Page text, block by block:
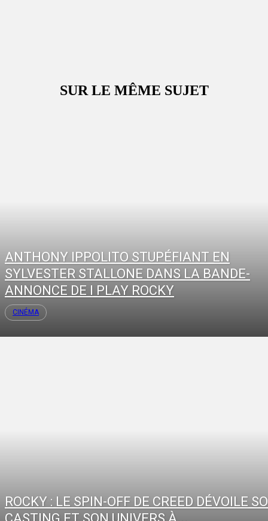
SUR LE MÊME SUJET
ANTHONY IPPOLITO STUPÉFIANT EN
SYLVESTER STALLONE DANS LA BANDE-
ANNONCE DE I PLAY ROCKY
CINÉMA
ROCKY : LE SPIN-OFF DE CREED DÉVOILE